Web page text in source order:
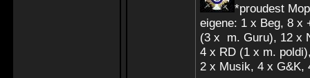
*proudest
eigene: 1 x Beg, 8 x
(3 x m. Guru), 12 x
4 x RD (1 x m.
2 x Musik, 4 x G&K,